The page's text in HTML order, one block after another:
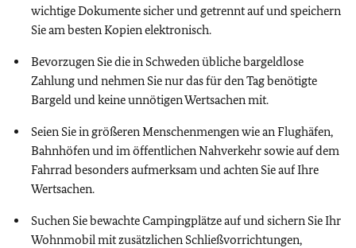
wichtige Dokumente sicher und getrennt auf und speichern
Sie am besten Kopien elektronisch.
Bevorzugen Sie die in Schweden übliche bargeldlose
Zahlung und nehmen Sie nur das für den Tag benötigte
Bargeld und keine unnötigen Wertsachen mit.
Seien Sie in größeren Menschenmengen wie an Flughäfen,
Bahnhöfen und im öffentlichen Nahverkehr sowie auf dem
Fahrrad besonders aufmerksam und achten Sie auf Ihre
Wertsachen.
Suchen Sie bewachte Campingplätze auf und sichern Sie Ihr
Wohnmobil mit zusätzlichen Schließvorrichtungen,